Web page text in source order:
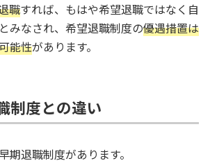
職すれば、もはや希望退職ではなく自
みなされ、希望退職制度の優遇措置は
能性があります。
制度との違い
期退職制度があります。